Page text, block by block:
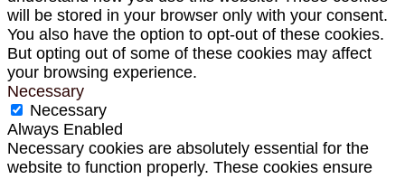
will be stored in your browser only with your consent.
You also have the option to opt-out of these cookies.
But opting out of some of these cookies may affect
your browsing experience.
Necessary
Necessary
Always Enabled
Necessary cookies are absolutely essential for the
website to function properly. These cookies ensure